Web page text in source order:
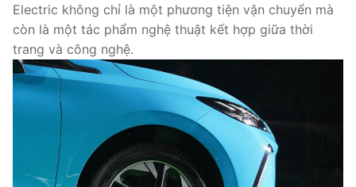
Electric không chỉ là một phương tiện vận chuyển mà
còn là một tác phẩm nghệ thuật kết hợp giữa thời
trang và công nghệ.